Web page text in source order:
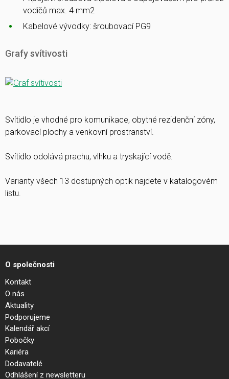
vodičů max. 4 mm2
Kabelové vývodky: šroubovací PG9
Grafy svítivosti
Svítidlo je vhodné pro komunikace, obytné rezidenční zóny,
parkovací plochy a venkovní prostranství.
Svítidlo odolává prachu, vlhku a tryskající vodě.
Varianty všech 13 dostupných optik najdete v katalogovém
listu.
O společnosti
Kontakt
O nás
Aktuality
Podporujeme
Kalendář akcí
Pobočky
Kariéra
Dodavatelé
Odhlášení z newsletteru